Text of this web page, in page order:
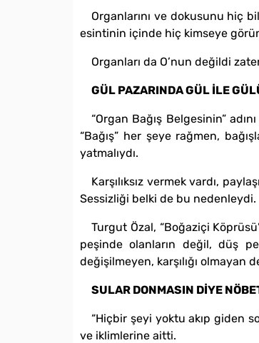
Organlarını ve dokusunu hiç
esintinin içinde hiç kimseye
Organları da O’nun değildi
GÜL PAZARINDA GÜL İLE
“Organ Bağış Belgesinin”
“Bağış” her şeye rağmen,
yatmalıydı.
Karşılıksız vermek vardı,
Sessizliği belki de bu nedenleydi.
Turgut Özal, “Boğaziçi
peşinde olanların değil, düş
değişilmeyen, karşılığı olmayan
SULAR DONMASIN DİYE
“Hiçbir şeyi yoktu akıp giden
ve iklimlerine aitti.